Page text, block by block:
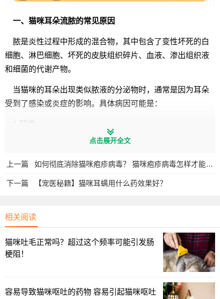
一、猫咪耳朵流脓的常见原因
脓是炎性过程中形成的混合物，其中包含了变性坏死的白
细胞、淋巴细胞、坏死的皮肤组织碎片、血液、渗出组织液
和细菌的代谢产物。
当猫咪的耳朵出现类似脓液的分泌物时，通常是因为耳朵
受到了感染或炎症的影响。具体病因可能是：
耳螨是一种常见的耳道寄生虫，会导致猫咪的耳朵瘙痒、
红肿、分泌物增多，严重时会继发细菌感染，导致耳朵发炎
点击展开全文
上一篇 如何彻底消除猫咪疱疹病毒？ 猫咪疱疹病毒怎样才能彻底清除？
下一篇 【宠医秘籍】猫咪耳螨用什么药效果好？
相关阅读
猫咪吐毛正常吗？超过这个频率可能引发肠
梗阻！
容易导致猫咪呕吐的药物 容易引起猫咪呕吐